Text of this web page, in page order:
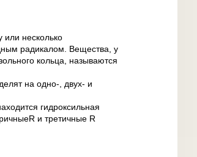
несколько
радикалом. Вещества, у
кольца, называются
на одно-, двух- и
гидроксильная
и третичные R